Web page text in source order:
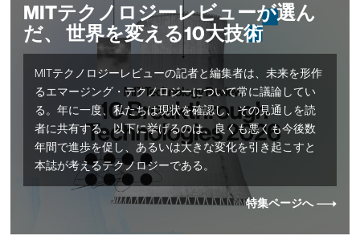
MITテクノロジーレビューが選ん
だ、 世界を変える10大技術
MITテクノロジーレビューの記者と編集者は、未来を形作
るエマージング・テクノロジーについて常に議論してい
る。年に一度、私たちは現状を確認し、その見通しを読
者に共有する。以下に挙げるのは、良くも悪くも今後数
年間で進歩を促し、あるいは大きな変化を引き起こすと
本誌が考えるテクノロジーである。
特集ページへ